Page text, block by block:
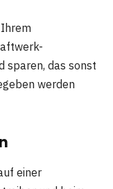
sparen, das sonst
werden
einer